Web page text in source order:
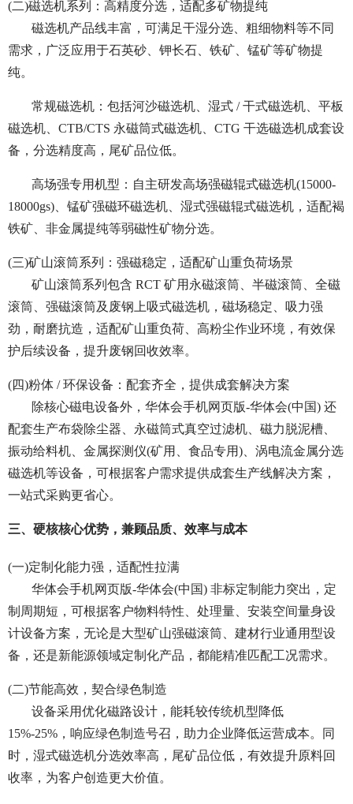
(二)磁选机系列：高精度分选，适配多矿物提纯
磁选机产品线丰富，可满足干湿分选、粗细物料等不同
需求，广泛应用于石英砂、钾长石、铁矿、锰矿等矿物提
纯。
常规磁选机：包括河沙磁选机、湿式 / 干式磁选机、平板
磁选机、CTB/CTS 永磁筒式磁选机、CTG 干选磁选机成套设
备，分选精度高，尾矿品位低。
高场强专用机型：自主研发高场强磁辊式磁选机(15000-
18000gs)、锰矿强磁环磁选机、湿式强磁辊式磁选机，适配褐
铁矿、非金属提纯等弱磁性矿物分选。
(三)矿山滚筒系列：强磁稳定，适配矿山重负荷场景
矿山滚筒系列包含 RCT 矿用永磁滚筒、半磁滚筒、全磁
滚筒、强磁滚筒及废钢上吸式磁选机，磁场稳定、吸力强
劲，耐磨抗造，适配矿山重负荷、高粉尘作业环境，有效保
护后续设备，提升废钢回收效率。
(四)粉体 / 环保设备：配套齐全，提供成套解决方案
除核心磁电设备外，华体会手机网页版-华体会(中国) 还
配套生产布袋除尘器、永磁筒式真空过滤机、磁力脱泥槽、
振动给料机、金属探测仪(矿用、食品专用)、涡电流金属分选
磁选机等设备，可根据客户需求提供成套生产线解决方案，
一站式采购更省心。
三、硬核核心优势，兼顾品质、效率与成本
(一)定制化能力强，适配性拉满
华体会手机网页版-华体会(中国) 非标定制能力突出，定
制周期短，可根据客户物料特性、处理量、安装空间量身设
计设备方案，无论是大型矿山强磁滚筒、建材行业通用型设
备，还是新能源领域定制化产品，都能精准匹配工况需求。
(二)节能高效，契合绿色制造
设备采用优化磁路设计，能耗较传统机型降低
15%-25%，响应绿色制造号召，助力企业降低运营成本。同
时，湿式磁选机分选效率高，尾矿品位低，有效提升原料回
收率，为客户创造更大价值。